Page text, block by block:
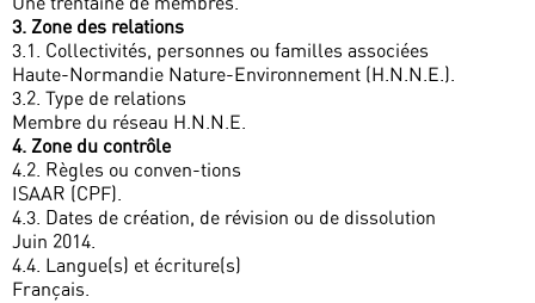
3. Zone des relations
3.1. Collectivités, personnes ou familles associées
Haute-Normandie Nature-Environnement (H.N.N.E.).
3.2. Type de relations
Membre du réseau H.N.N.E.
4. Zone du contrôle
4.2. Règles ou conven-tions
ISAAR (CPF).
4.3. Dates de création, de révision ou de dissolution
Juin 2014.
4.4. Langue(s) et écriture(s)
Français.